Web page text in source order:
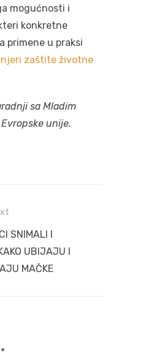
mogućnosti i
konkretne
primene u praksi
zaštite životne
sa Mladim
Evropske unije.
SNIMALI I
UBIJAJU I
MAČKE
*